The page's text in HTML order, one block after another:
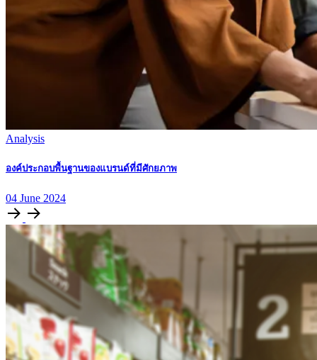
Analysis
องค์ประกอบพื้นฐานของแบรนด์ที่มีศักยภาพ
04 June 2024